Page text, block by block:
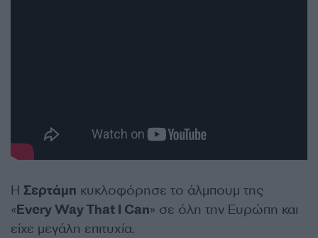
Η Σερτάμπ κυκλοφόρησε το άλμπουμ της
«Every Way That I Can» σε όλη την Ευρώπη και
είχε μεγάλη επιτυχία.